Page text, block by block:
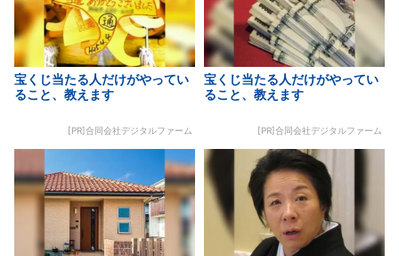
宝くじ当たる人だけがやってい
ること、教えます
[PR]合同会社デジタルファーム
宝くじ当たる人だけがやってい
ること、教えます
[PR]合同会社デジタルファーム